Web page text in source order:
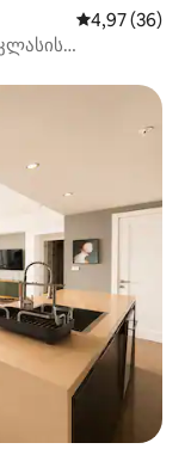
საშუალო
4,97 (36)